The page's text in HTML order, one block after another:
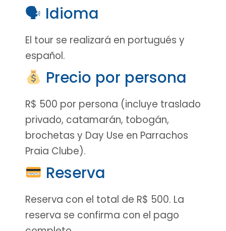
🗣 Idioma
El tour se realizará en portugués y
español.
Precio por persona
R$ 500 por persona (incluye traslado
privado, catamarán, tobogán,
brochetas y Day Use en Parrachos
Praia Clube).
Reserva
Reserva con el total de R$ 500. La
reserva se confirma con el pago